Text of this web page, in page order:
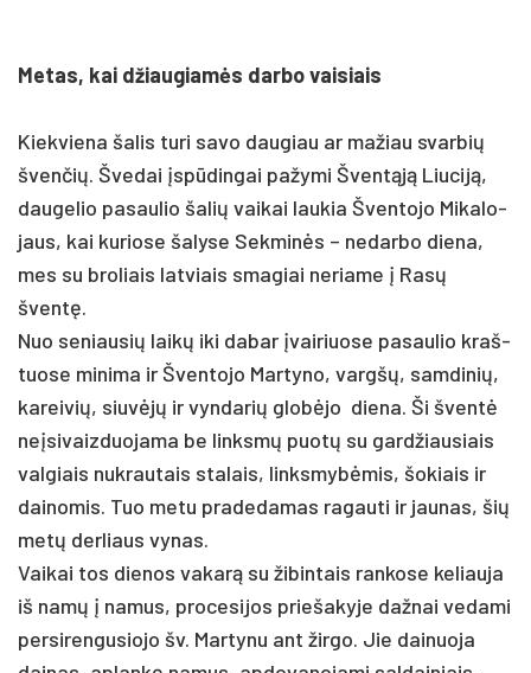
Me­tas, kai džiau­giamės dar­bo vai­siais
Kiek­vie­na ša­lis tu­ri sa­vo dau­giau ar ma­žiau svar­bių
šven­čių. Šve­dai įspūdin­gai pa­žy­mi Šventąją Liu­ciją,
dau­ge­lio pa­sau­lio ša­lių vai­kai lau­kia Šven­to­jo Mi­ka­lo­
jaus, kai ku­rio­se ša­ly­se Sek­minės – ne­dar­bo die­na,
mes su bro­liais lat­viais sma­giai ne­ria­me į Rasų
šventę.
Nuo se­niau­sių laikų iki da­bar įvai­riuo­se pa­sau­lio kraš­
tuo­se mi­ni­ma ir Šven­to­jo Mar­ty­no, vargšų, sam­di­nių,
ka­rei­vių, siuvėjų ir vyn­da­rių globė­jo die­na. Ši šventė
ne­įsi­vaiz­duo­ja­ma be linksmų puotų su gard­žiau­siais
val­giais nu­krau­tais sta­lais, links­mybė­mis, šo­kiais ir
dai­no­mis. Tuo me­tu pra­de­da­mas ra­gau­ti ir jau­nas, šių
metų der­liaus vy­nas.
Vai­kai tos die­nos va­karą su ži­bin­tais ran­ko­se ke­liau­ja
iš namų į na­mus, pro­ce­si­jos prie­ša­ky­je daž­nai ve­da­mi
per­si­ren­gu­sio­jo šv. Mar­ty­nu ant žir­go. Jie dai­nuo­ja